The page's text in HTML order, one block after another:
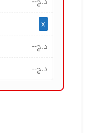
x
--د.ج
--د.ج